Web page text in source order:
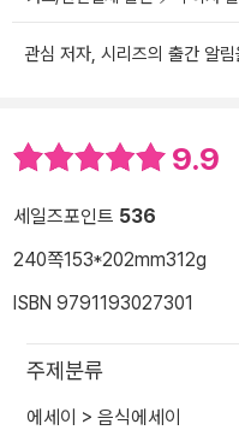
관심 저자, 시리즈의 출간 알
9.9
세일즈포인트 536
240쪽153*202mm312g
ISBN 9791193027301
주제분류
에세이 > 음식에세이